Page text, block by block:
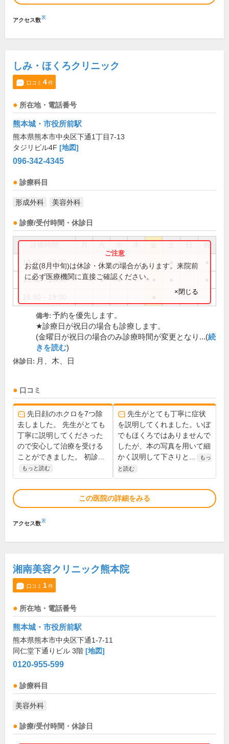
アクセス数※
しみ・ほくろクリニック
口コミ 4件
所在地・電話番号
熊本城・市役所前駅
熊本県熊本市中央区下通1丁目7-13
タジリビル4F [地図]
096-342-4345
診療科目
形成外科 美容外科
診療/受付時間・休診日
祝
10:00～12:00 ● ●
13:00～16:30 ● ●
お盆(8月中旬)は休診・休業の場合があります。来院前
に必ず医療機関に直接ご確認ください。
×閉じる
備考: 予約を優先します。
★診療日が祝日の場合も診療します。
(金曜日が祝日の場合のみ診療時間が変更となり...(続
きを読む)
休診日: 月、木、日
口コミ
先日顔のホクロを7つ除
去しました。 先生がとても
丁寧に説明してくださった
ので安心して治療を受ける
ことができました。 初診...
もっと読む
先生がとても丁寧に症状
を説明してくれました。いぼ
でもほくろではありませんで
したが、本の写真を用いて細
かく説明して下さりと...
もっ
と読む
この医院の詳細をみる
アクセス数※
湘南美容クリニック熊本院
口コミ 1件
所在地・電話番号
熊本城・市役所前駅
熊本県熊本市中央区下通1-7-11
同仁堂下通りビル 3階 [地図]
0120-955-599
診療科目
美容外科
診療/受付時間・休診日